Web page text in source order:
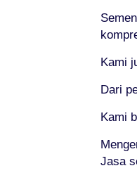
Kami
Dari
Kami
Jasa